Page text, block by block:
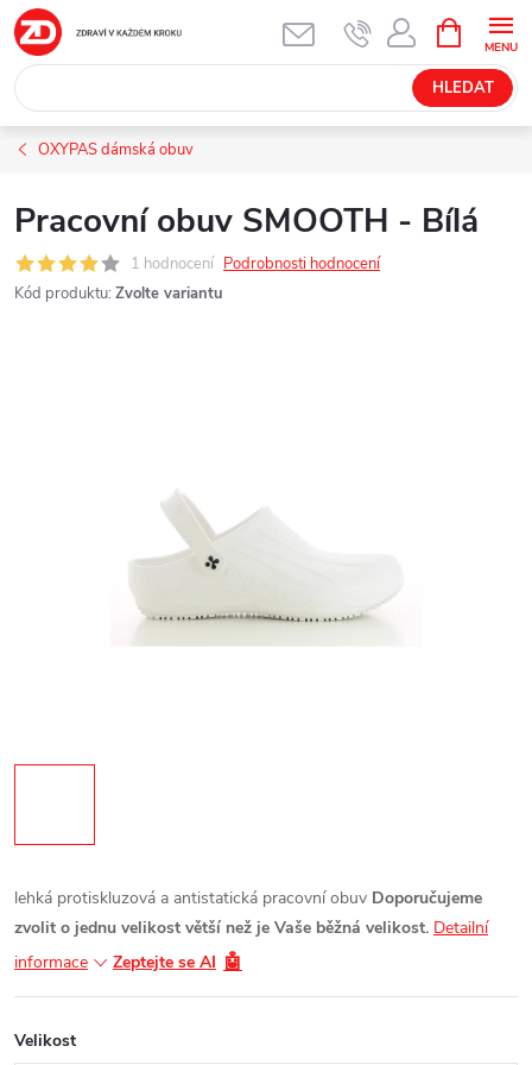
Přejít
na
obsah
HLEDAT
NÁKUPNÍ
KOŠÍK
OXYPAS dámská obuv
Pracovní obuv SMOOTH - Bílá
1 hodnocení Podrobnosti hodnocení
Kód produktu: Zvolte variantu
lehká protiskluzová a antistatická pracovní obuv Doporučujeme
zvolit o jednu velikost větší než je Vaše běžná velikost. Detailní
informace
Zeptejte se AI 🤖
Velikost